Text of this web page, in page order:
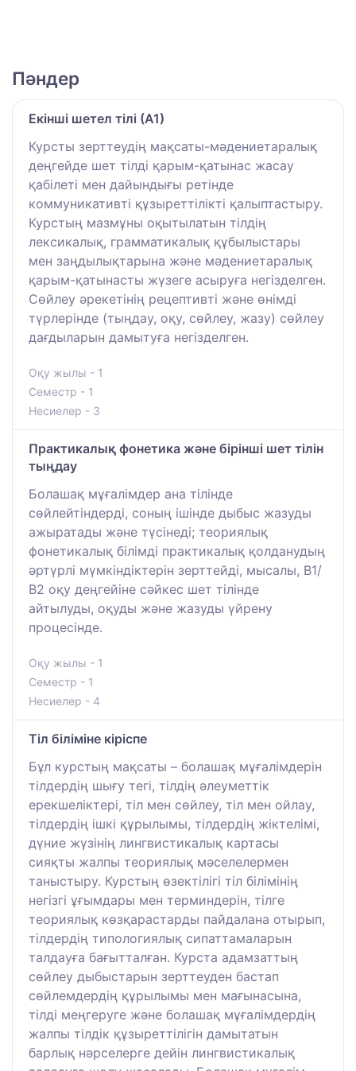
Пәндер
Екінші шетел тілі (А1)
Курсты зерттеудің мақсаты-мәдениетаралық
деңгейде шет тілді қарым-қатынас жасау
қабілеті мен дайындығы ретінде
коммуникативті құзыреттілікті қалыптастыру.
Курстың мазмұны оқытылатын тілдің
лексикалық, грамматикалық құбылыстары
мен заңдылықтарына және мәдениетаралық
қарым-қатынасты жүзеге асыруға негізделген.
Сөйлеу әрекетінің рецептивті және өнімді
түрлерінде (тыңдау, оқу, сөйлеу, жазу) сөйлеу
дағдыларын дамытуға негізделген.
Оқу жылы - 1
Семестр - 1
Несиелер - 3
Практикалық фонетика және бірінші шет тілін
тыңдау
Болашақ мұғалімдер ана тілінде
сөйлейтіндерді, соның ішінде дыбыс жазуды
ажыратады және түсінеді; теориялық
фонетикалық білімді практикалық қолданудың
әртүрлі мүмкіндіктерін зерттейді, мысалы, В1/
В2 оқу деңгейіне сәйкес шет тілінде
айтылуды, оқуды және жазуды үйрену
процесінде.
Оқу жылы - 1
Семестр - 1
Несиелер - 4
Тіл біліміне кіріспе
Бұл курстың мақсаты – болашақ мұғалімдерін
тілдердің шығу тегі, тілдің әлеуметтік
ерекшеліктері, тіл мен сөйлеу, тіл мен ойлау,
тілдердің ішкі құрылымы, тілдердің жіктелімі,
дүние жүзінің лингвистикалық картасы
сияқты жалпы теориялық мәселелермен
таныстыру. Курстың өзектілігі тіл білімінің
негізгі ұғымдары мен терминдерін, тілге
теориялық көзқарастарды пайдалана отырып,
тілдердің типологиялық сипаттамаларын
талдауға бағытталған. Курста адамзаттың
сөйлеу дыбыстарын зерттеуден бастап
сөйлемдердің құрылымы мен мағынасына,
тілді меңгеруге және болашақ мұғалімдердің
жалпы тілдік құзыреттілігін дамытатын
барлық нәрселерге дейін лингвистикалық